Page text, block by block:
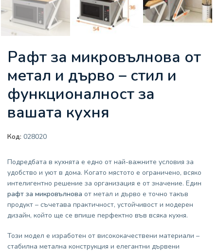
Рафт за микровълнова от
метал и дърво – стил и
функционалност за
вашата кухня
Код: 028020
Подредбата в кухнята е едно от най-важните условия за
удобство и уют в дома. Когато мястото е ограничено, всяко
интелигентно решение за организация е от значение. Един
рафт за микровълнова от метал и дърво е точно такъв
продукт – съчетава практичност, устойчивост и модерен
дизайн, който ще се впише перфектно във всяка кухня.
Този модел е изработен от висококачествени материали –
стабилна метална конструкция и елегантни дървени